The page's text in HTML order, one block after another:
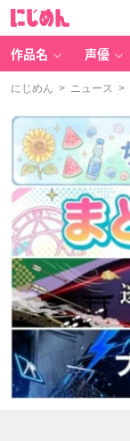
作品名 声優
にじめん > ニュース >